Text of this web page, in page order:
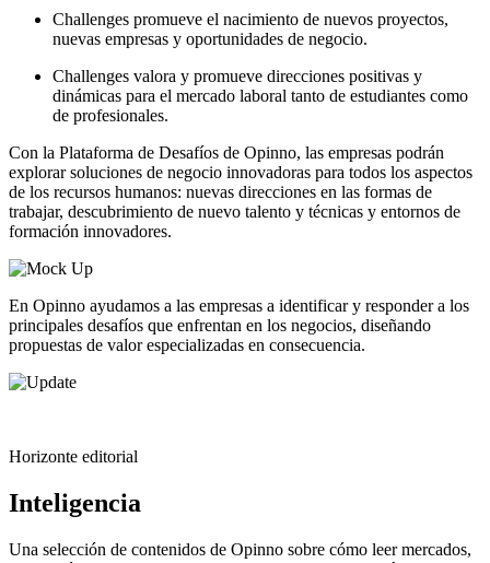
Challenges promueve el nacimiento de nuevos proyectos,
nuevas empresas y oportunidades de negocio.
Challenges valora y promueve direcciones positivas y
dinámicas para el mercado laboral tanto de estudiantes como
de profesionales.
Con la Plataforma de Desafíos de Opinno, las empresas podrán
explorar soluciones de negocio innovadoras para todos los aspectos
de los recursos humanos: nuevas direcciones en las formas de
trabajar, descubrimiento de nuevo talento y técnicas y entornos de
formación innovadores.
En Opinno ayudamos a las empresas a identificar y responder a los
principales desafíos que enfrentan en los negocios, diseñando
propuestas de valor especializadas en consecuencia.
Horizonte editorial
Inteligencia
Una selección de contenidos de Opinno sobre cómo leer mercados,